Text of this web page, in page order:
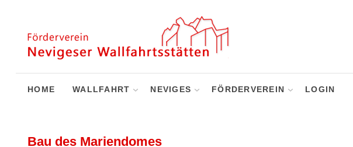
HOME WALLFAHRT NEVIGES FÖRDERVEREIN LOGIN
Bau des Mariendomes